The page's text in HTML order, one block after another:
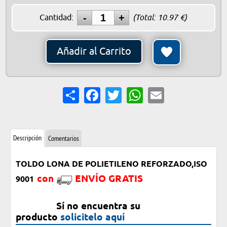
Cantidad: (Total: 10.97€)
Añadir al Carrito
Share FacebookTwitterWhatsApp
Email
Descripción Comentarios
TOLDO LONA DE POLIETILENO REFORZADO,ISO
9001 con ENVÍO GRATIS
Sí no encuentra su
producto solicitelo aquí